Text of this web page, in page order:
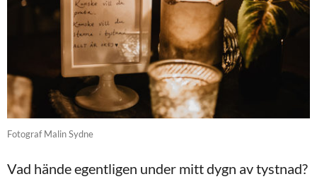
Fotograf Malin Sydne
Vad hände egentligen under mitt dygn av tystnad?